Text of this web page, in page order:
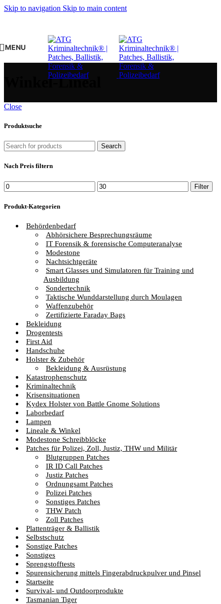
Skip to navigation Skip to main content
MENU
Winkel-Lineal
Close
Produktsuche
Search
Nach Preis filtern
Min.
Preis
Max.
Preis
Filter
Produkt-Kategorien
Behördenbedarf
Abhörsichere Besprechungsräume
IT Forensik & forensische Computeranalyse
Modestone
Nachtsichtgeräte
Smart Glasses und Simulatoren für Training und
Ausbildung
Sondertechnik
Taktische Wunddarstellung durch Moulagen
Waffenzubehör
Zertifizierte Faraday Bags
Bekleidung
Drogentests
First Aid
Handschuhe
Holster & Zubehör
Bekleidung & Ausrüstung
Katastrophenschutz
Kriminaltechnik
Krisensituationen
Kydex Holster von Battle Gnome Solutions
Laborbedarf
Lampen
Lineale & Winkel
Modestone Schreibblöcke
Patches für Polizei, Zoll, Justiz, THW und Militär
Blutgruppen Patches
IR ID Call Patches
Justiz Patches
Ordnungsamt Patches
Polizei Patches
Sonstiges Patches
THW Patch
Zoll Patches
Plattenträger & Ballistik
Selbstschutz
Sonstige Patches
Sonstiges
Sprengstofftests
Spurensicherung mittels Fingerabdruckpulver und Pinsel
Startseite
Survival- und Outdoorprodukte
Tasmanian Tiger